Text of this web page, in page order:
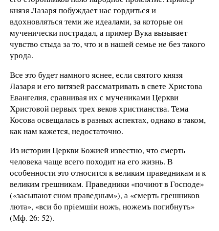
князя Лазаря побуждает нас гордиться и
вдохновляться теми же идеалами, за которые он
мученически пострадал, а пример Вука вызывает
чувство стыда за то, что и в нашей семье не без такого
урода.
Все это будет намного яснее, если святого князя
Лазаря и его витязей рассматривать в свете Христова
Евангелия, сравнивая их с мучениками Церкви
Христовой первых трех веков христианства. Тема
Косова освещалась в разных аспектах, однако в таком,
как нам кажется, недостаточно.
Из истории Церкви Божией известно, что смерть
человека чаще всего походит на его жизнь. В
особенности это относится к великим праведникам и к
великим грешникам. Праведники «почиют в Господе»
(«засыпают сном праведным»), а «смерть грешников
люта», «вси бо прiемшiи ножъ, ножемъ погибнутъ»
(Мф. 26: 52).